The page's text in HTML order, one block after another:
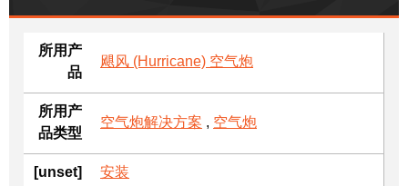
所用产
品
飓风 (Hurricane) 空气炮
所用产
品类型
空气炮解决方案 , 空气炮
[unset] 安装